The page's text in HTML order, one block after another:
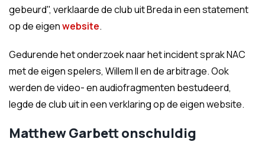
gebeurd", verklaarde de club uit Breda in een statement
op de eigenwebsite.
Gedurende het onderzoek naar het incident sprak NAC
met de eigen spelers, Willem II en de arbitrage. Ook
werden de video- en audiofragmenten bestudeerd,
legde de club uit in een verklaring op de eigen website.
Matthew Garbett onschuldig